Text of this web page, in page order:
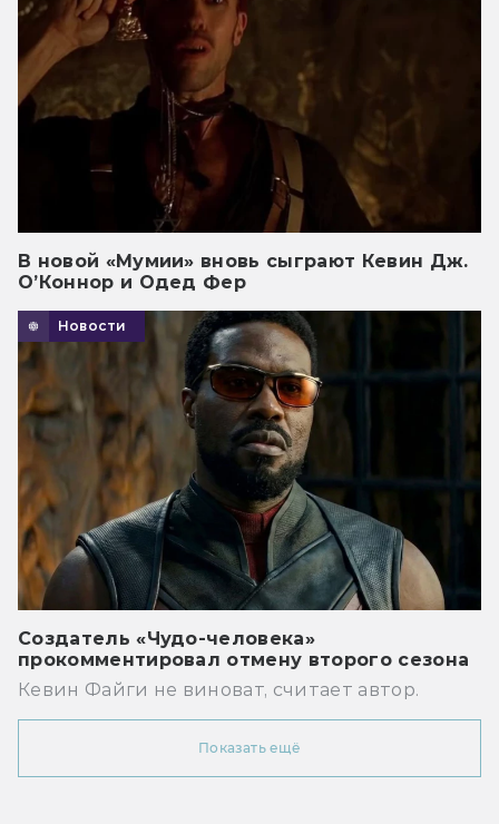
В новой «Мумии» вновь сыграют Кевин Дж.
О’Коннор и Одед Фер
Новости
Создатель «Чудо-человека»
прокомментировал отмену второго сезона
Кевин Файги не виноват, считает автор.
Показать ещё